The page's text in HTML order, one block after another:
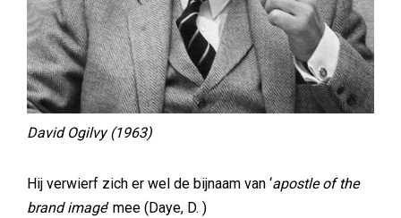
David Ogilvy (1963)
Hij verwierf zich er wel de bijnaam van ‘apostle of the
brand image’ mee (Daye, D. )